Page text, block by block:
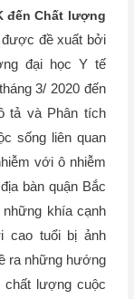
đến Chất lượng
được đề xuất bởi
đại học Y tế
3/ 2020 đến
tả và Phân tích
sống liên quan
với ô nhiễm
bàn quận Bắc
khía cạnh
cao tuổi bị ảnh
ra những hướng
chất lượng cuộc